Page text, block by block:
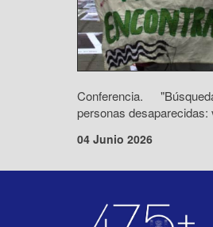
Conferencia.
personas desaparecidas:
04 Junio 2026